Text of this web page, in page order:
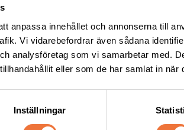
anpassa innehållet och annonserna till
Vi vidarebefordrar även sådana
analysföretag som vi samarbetar med.
eller som de har samlat in när
Inställningar